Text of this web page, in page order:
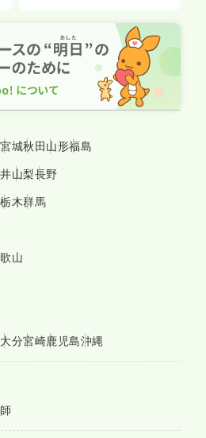
宮城秋田 山形福島
山梨長野
栃木群馬
山
大分宮崎鹿児島沖縄